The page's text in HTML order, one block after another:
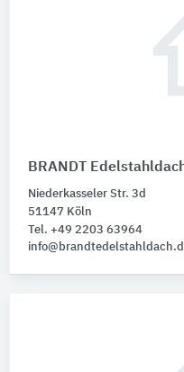
BRANDT
Niederkasseler Str. 3d
51147 Köln
Tel. +49 2203 63964